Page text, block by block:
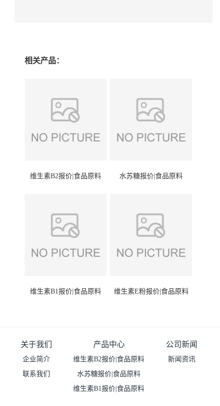
相关产品：
维生素B2报价|食品原料 水苏糖报价|食品原料
维生素B1报价|食品原料 维生素E粉报价|食品原料
关于我们
企业简介
联系我们
产品中心
维生素B2报价|食品原料
水苏糖报价|食品原料
维生素B1报价|食品原料
公司新闻
新闻资讯